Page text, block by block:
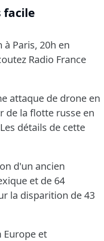
facile
Paris, 20h en
Radio France
attaque de drone en
de la flotte russe en
Les détails de cette
d'un ancien
et de 64
la disparition de 43
Europe et